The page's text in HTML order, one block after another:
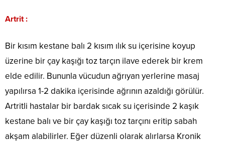
Artrit :
Bir kısım kestane balı 2 kısım ılık su içerisine koyup
üzerine bir çay kaşığı toz tarçın ilave ederek bir krem
elde edilir. Bununla vücudun ağrıyan yerlerine masaj
yapılırsa 1-2 dakika içerisinde ağrının azaldığı görülür.
Artritli hastalar bir bardak sıcak su içerisinde 2 kaşık
kestane balı ve bir çay kaşığı toz tarçını eritip sabah
akşam alabilirler. Eğer düzenli olarak alırlarsa Kronik